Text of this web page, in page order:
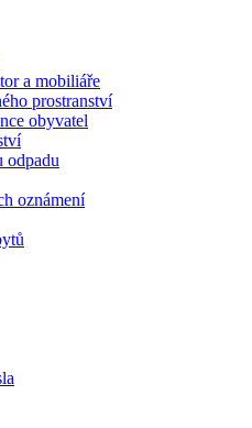
a mobiliáře
prostranství
obyvatel
odpadu
oznámení